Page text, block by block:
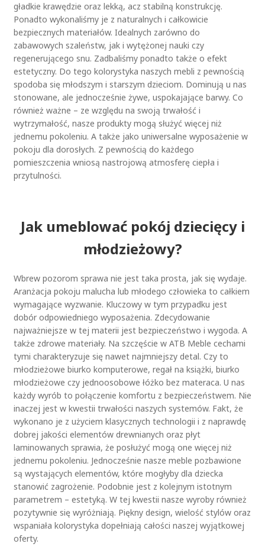
gładkie krawędzie oraz lekką, acz stabilną konstrukcję.
Ponadto wykonaliśmy je z naturalnych i całkowicie
bezpiecznych materiałów. Idealnych zarówno do
zabawowych szaleństw, jak i wytężonej nauki czy
regenerującego snu. Zadbaliśmy ponadto także o efekt
estetyczny. Do tego kolorystyka naszych mebli z pewnością
spodoba się młodszym i starszym dzieciom. Dominują u nas
stonowane, ale jednocześnie żywe, uspokajające barwy. Co
również ważne – ze względu na swoją trwałość i
wytrzymałość, nasze produkty mogą służyć więcej niż
jednemu pokoleniu. A także jako uniwersalne wyposażenie w
pokoju dla dorosłych. Z pewnością do każdego
pomieszczenia wniosą nastrojową atmosferę ciepła i
przytulności.
Jak umeblować pokój dziecięcy i
młodzieżowy?
Wbrew pozorom sprawa nie jest taka prosta, jak się wydaje.
Aranżacja pokoju malucha lub młodego człowieka to całkiem
wymagające wyzwanie. Kluczowy w tym przypadku jest
dobór odpowiedniego wyposażenia. Zdecydowanie
najważniejsze w tej materii jest bezpieczeństwo i wygoda. A
także zdrowe materiały. Na szczęście w ATB Meble cechami
tymi charakteryzuje się nawet najmniejszy detal. Czy to
młodzieżowe biurko komputerowe, regał na książki, biurko
młodzieżowe czy jednoosobowe łóżko bez materaca. U nas
każdy wyrób to połączenie komfortu z bezpieczeństwem. Nie
inaczej jest w kwestii trwałości naszych systemów. Fakt, że
wykonano je z użyciem klasycznych technologii i z naprawdę
dobrej jakości elementów drewnianych oraz płyt
laminowanych sprawia, że posłużyć mogą one więcej niż
jednemu pokoleniu. Jednocześnie nasze meble pozbawione
są wystających elementów, które mogłyby dla dziecka
stanowić zagrożenie. Podobnie jest z kolejnym istotnym
parametrem – estetyką. W tej kwestii nasze wyroby również
pozytywnie się wyróżniają. Piękny design, wielość stylów oraz
wspaniała kolorystyka dopełniają całości naszej wyjątkowej
oferty.